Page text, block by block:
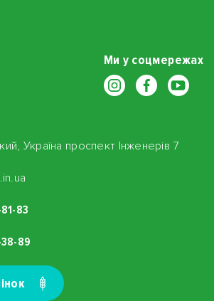
Ми у соцмережах
Україна проспект Інженерів 7
83
89